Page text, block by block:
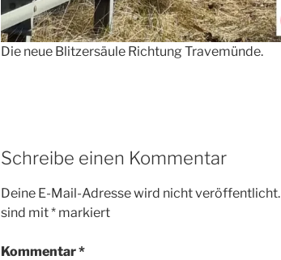
Die neue Blitzersäule Richtung Travemünde.
Schreibe einen Kommentar
Deine E-Mail-Adresse wird nicht veröffentlicht.
sind mit* markiert
Kommentar*